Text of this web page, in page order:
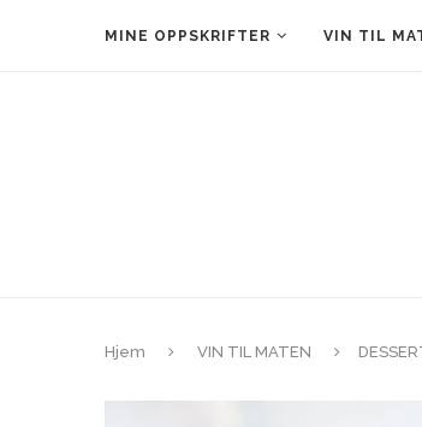
MINE OPPSKRIFTER VIN TIL
Hjem VIN TIL MATEN